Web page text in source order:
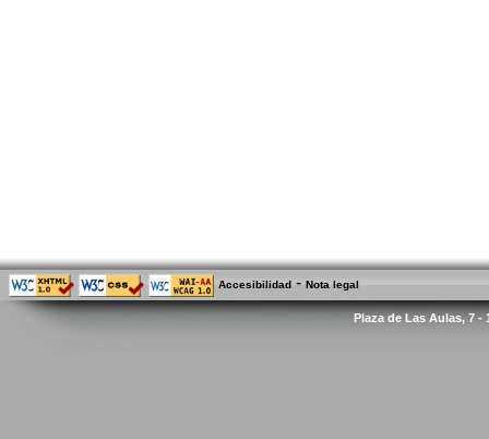
Accesibilidad - Nota legal
Plaza de Las Aulas, 7 -